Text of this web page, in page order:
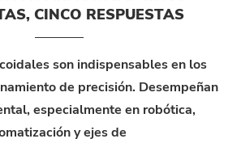
CINCO RESPUESTAS
son indispensables en los
de precisión. Desempeñan
especialmente en robótica,
y ejes de